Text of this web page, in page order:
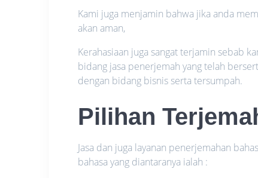
Kami juga menjamin bahwa jika anda
akan aman,
Kerahasiaan juga sangat terjamin sebab
bidang jasa penerjemah yang telah
dengan bidang bisnis serta tersumpah.
Pilihan
Jasa dan juga layanan penerjemahan
bahasa yang diantaranya ialah :